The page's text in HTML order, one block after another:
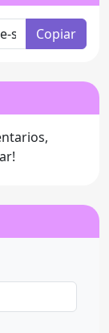
Copiar